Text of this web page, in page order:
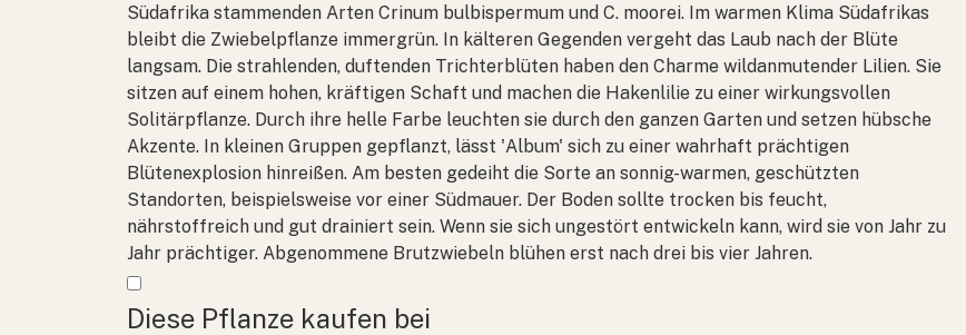
Südafrika stammenden Arten Crinum bulbispermum und C. moorei. Im warmen Klima Südafrikas
bleibt die Zwiebelpflanze immergrün. In kälteren Gegenden vergeht das Laub nach der Blüte
langsam. Die strahlenden, duftenden Trichterblüten haben den Charme wildanmutender Lilien. Sie
sitzen auf einem hohen, kräftigen Schaft und machen die Hakenlilie zu einer wirkungsvollen
Solitärpflanze. Durch ihre helle Farbe leuchten sie durch den ganzen Garten und setzen hübsche
Akzente. In kleinen Gruppen gepflanzt, lässt 'Album' sich zu einer wahrhaft prächtigen
Blütenexplosion hinreißen. Am besten gedeiht die Sorte an sonnig-warmen, geschützten
Standorten, beispielsweise vor einer Südmauer. Der Boden sollte trocken bis feucht,
nährstoffreich und gut drainiert sein. Wenn sie sich ungestört entwickeln kann, wird sie von Jahr zu
Jahr prächtiger. Abgenommene Brutzwiebeln blühen erst nach drei bis vier Jahren.
Mehr anzeigen
Diese Pflanze kaufen bei